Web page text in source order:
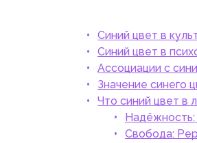
Синий цвет в
Синий цвет в
Ассоциации с
Значение синего
Что синий цвет в
Надёжность:
Свобода: